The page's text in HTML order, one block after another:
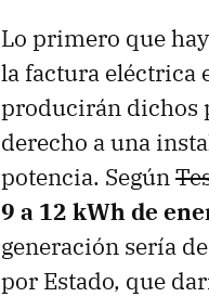
Lo primero que
la factura eléctrica
producirán dichos
derecho a una
potencia. Según
9 a 12 kWh de
generación sería
por Estado, que